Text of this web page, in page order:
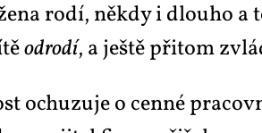
ro­dí, ně­kdy i dlou­ho a
odro­dí, a ješ­tě při­tom
ochu­zu­je o cen­né